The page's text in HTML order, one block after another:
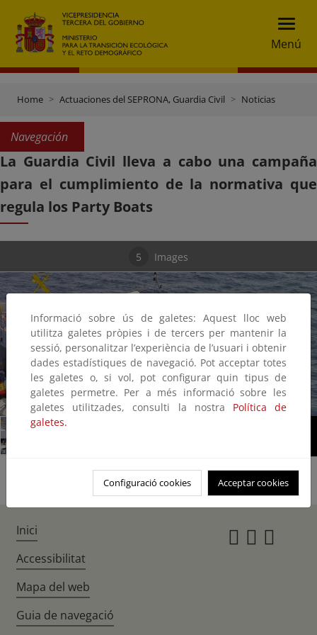
Menú
Home Actuaciones del SEPRONA, Guardia Civil Noticias
Navegación
La Guardia Civil lleva a cabo una campaña
para el cumplimiento de la normativa que
regula los Party Boats
5 Images
1/5
Informació sobre ús de galetes: Aquest lloc web
utilitza galetes pròpies i de tercers per mantenir la
sessió, personalitzar l’experiència de l’usuari i obtenir
dades estadístiques de navegació. Pot acceptar totes
les galetes o, si vol, pot configurar quin tipus de
galetes permetre. Per a més informació sobre les
galetes utilitzades, consulti la nostra Política de
galetes.
Configuració cookies Acceptar cookies
Inici
Accessibilitat
Mapa del web
Guia de navegació